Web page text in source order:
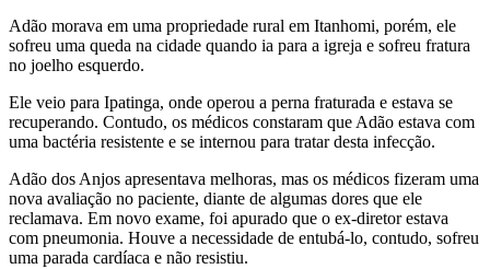
Adão morava em uma propriedade rural em Itanhomi, porém, ele
sofreu uma queda na cidade quando ia para a igreja e sofreu fratura
no joelho esquerdo.
Ele veio para Ipatinga, onde operou a perna fraturada e estava se
recuperando. Contudo, os médicos constaram que Adão estava com
uma bactéria resistente e se internou para tratar desta infecção.
Adão dos Anjos apresentava melhoras, mas os médicos fizeram uma
nova avaliação no paciente, diante de algumas dores que ele
reclamava. Em novo exame, foi apurado que o ex-diretor estava
com pneumonia. Houve a necessidade de entubá-lo, contudo, sofreu
uma parada cardíaca e não resistiu.